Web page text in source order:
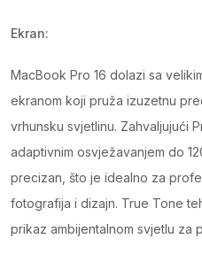
Ekran:
MacBook Pro 16 dolazi sa
ekranom koji pruža izuzetnu
vrhunsku svjetlinu. Zahvaljujući
adaptivnim osvježavanjem do
precizan, što je idealno za
fotografija i dizajn. True Tone
prikaz ambijentalnom svjetlu za